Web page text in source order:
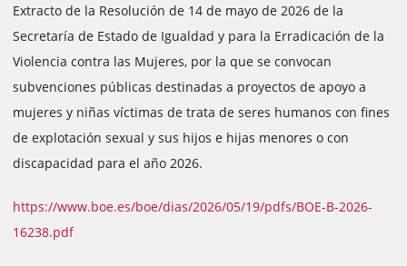
Extracto de la Resolución de 14 de mayo de 2026 de la
Secretaría de Estado de Igualdad y para la Erradicación de la
Violencia contra las Mujeres, por la que se convocan
subvenciones públicas destinadas a proyectos de apoyo a
mujeres y niñas víctimas de trata de seres humanos con fines
de explotación sexual y sus hijos e hijas menores o con
discapacidad para el año 2026.
https://www.boe.es/boe/dias/2026/05/19/pdfs/BOE-B-2026-
16238.pdf